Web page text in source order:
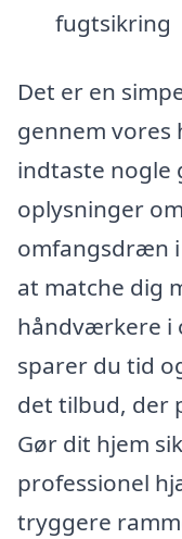
fugtsikring
Det er en
gennem vores
indtaste
oplysninger
omfangsdræn
at matche dig
håndværkere i
sparer du tid
det tilbud, der
Gør dit hjem
professionel
tryggere